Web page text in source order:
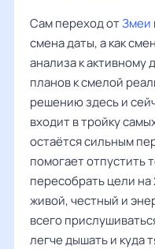
Сам переход отЗмеи
смена даты, а как
анализа к активному
планов к смелой
решению здесь и
входит в тройку
остаётся сильным
помогает отпустить
пересобрать цели
живой, честный и
всего
легче дышать и куда